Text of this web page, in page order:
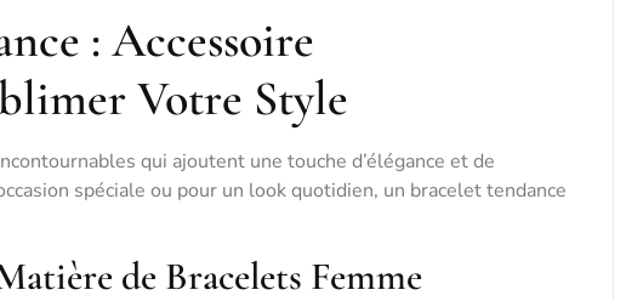
: Accessoire
Votre Style
qui ajoutent une touche d’élégance et de
spéciale ou pour un look quotidien, un bracelet tendance
de Bracelets Femme